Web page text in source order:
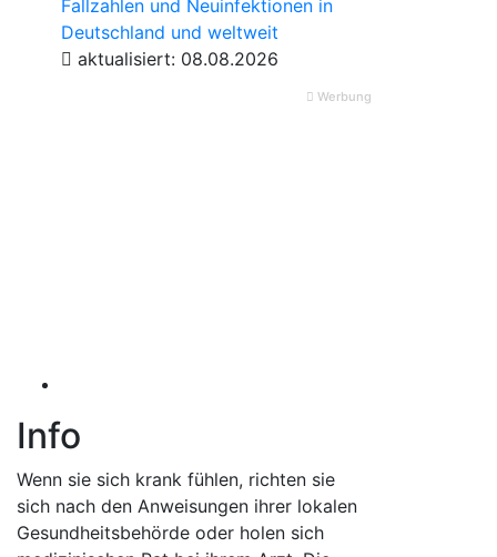
Fallzahlen und Neuinfektionen in
Deutschland und weltweit
aktualisiert: 08.08.2026
Werbung
Info
Wenn sie sich krank fühlen, richten sie
sich nach den Anweisungen ihrer lokalen
Gesundheitsbehörde oder holen sich